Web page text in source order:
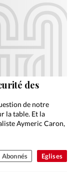
Eglises
des
de notre
la table. Et la
Aymeric Caron,
Abonnés